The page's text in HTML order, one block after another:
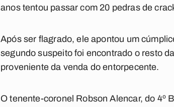
anos tentou passar com 20 pedras de
Após ser flagrado, ele apontou um
segundo suspeito foi encontrado o resto
proveniente da venda do entorpecente.
O tenente-coronel Robson Alencar, do 4º